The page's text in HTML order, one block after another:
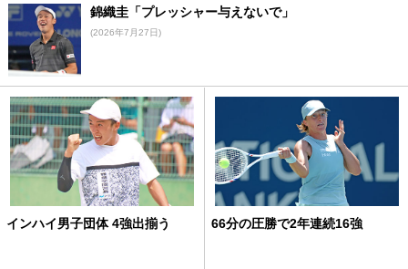
錦織圭「プレッシャー与えないで」
(2026年7月27日)
インハイ男子団体 4強出揃う 66分の圧勝で2年連続16強